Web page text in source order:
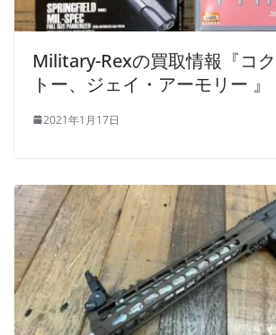
Military-Rexの買取情報『コ
トー、ジェイ・アーモリー 』
2021年1月17日